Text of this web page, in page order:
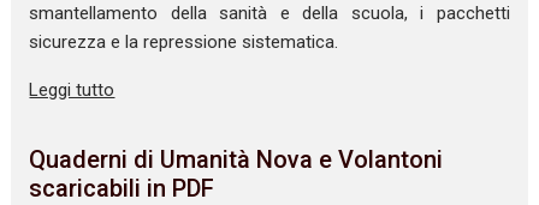
smantellamento della sanità e della scuola, i pacchetti
sicurezza e la repressione sistematica.
Leggi tutto
Quaderni di Umanità Nova e Volantoni
scaricabili in PDF